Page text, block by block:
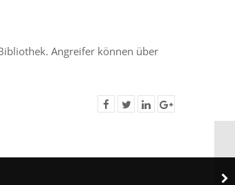
Angreifer können über